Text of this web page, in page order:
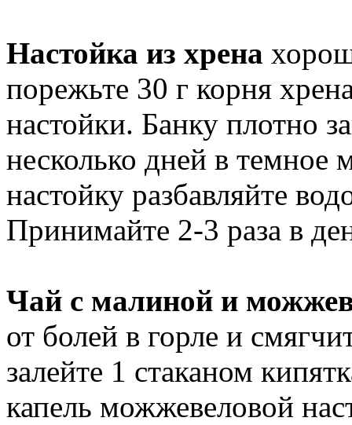
Настойка из хрена
порежьте 30 г корня
настойки. Банку плотно
несколько дней в темное
настойку разбавляйте
Принимайте 2-3 раза в
Чай с малиной и
от болей в горле и
залейте 1 стаканом
капель можжевеловой